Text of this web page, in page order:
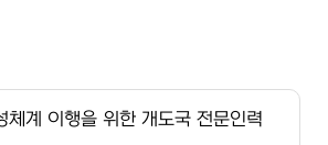
계 이행을 위한 개도국 전문인력